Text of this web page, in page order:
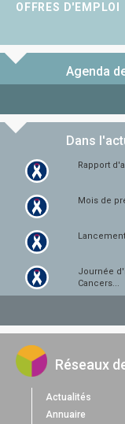
OFFRES D'EMPLOI
Agenda
Dans
Rapport
Mois de
Journée
Cancers...
Réseaux
Actualités
Annuaire